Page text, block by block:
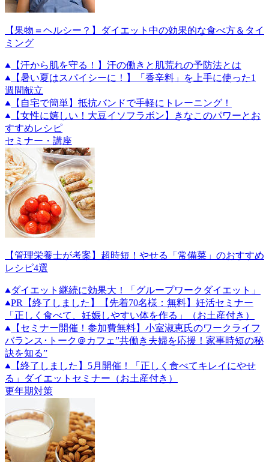
【果物＝ヘルシー？】ダイエット中の効果的な食べ方＆タイ
ミング
【汗から肌を守る！】汗の働きと肌荒れの予防法とは
【暑い夏はスパイシーに！】「香辛料」を上手に使った1
週間献立
【自宅で簡単】抵抗バンドで手軽にトレーニング！
【女性に嬉しい！大豆イソフラボン】きなこのパワーとお
すすめレシピ
セミナー・講座
【管理栄養士が考案】超時短！やせる「常備菜」のおすすめ
レシピ4選
ダイエット継続に効果大！「グループワークダイエット」
PR
【終了しました】【先着70名様：無料】妊活セミナー
「正しく食べて、妊娠しやすい体を作る」（お土産付き）
【セミナー開催！参加費無料】小室淑恵氏のワークライフ
バランス･トーク＠カフェ”共働き夫婦を応援！家事時短の秘
訣を知る”
【終了しました】5月開催！「正しく食べてキレイにやせ
る」ダイエットセミナー（お土産付き）
更年期対策